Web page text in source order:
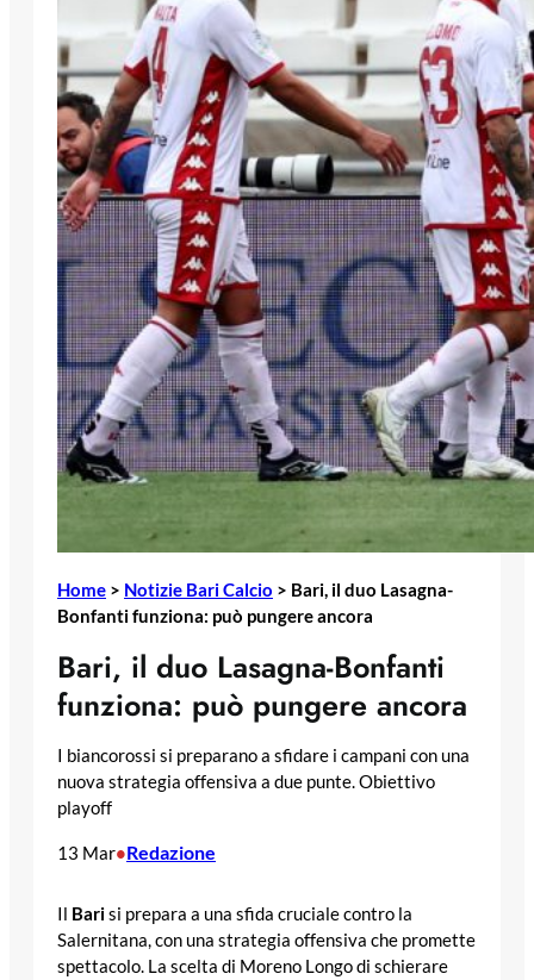
Home > Notizie Bari Calcio > Bari, il duo Lasagna-
Bonfanti funziona: può pungere ancora
Bari, il duo Lasagna-Bonfanti
funziona: può pungere ancora
I biancorossi si preparano a sfidare i campani con una
nuova strategia offensiva a due punte. Obiettivo
playoff
13 Mar•Redazione
Il Barisi prepara a una sfida cruciale contro la
Salernitana, con una strategia offensiva che promette
spettacolo. La scelta di Moreno Longo di schierare